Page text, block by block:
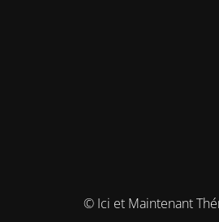
© Ici et Maintenant